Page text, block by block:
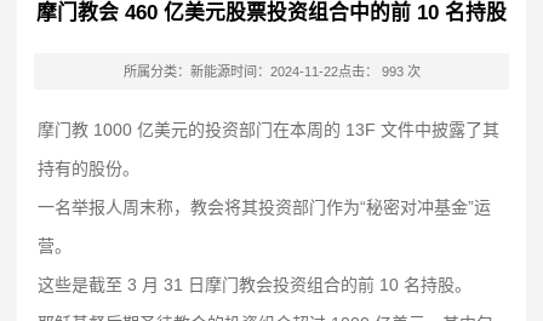
摩门教会 460 亿美元股票投资组合中的前 10 名持股
所属分类：新能源时间：2024-11-22点击： 993 次
摩门教 1000 亿美元的投资部门在本周的 13F 文件中披露了其
持有的股份。
一名举报人周末称，教会将其投资部门作为“秘密对冲基金”运
营。
这些是截至 3 月 31 日摩门教会投资组合的前 10 名持股。